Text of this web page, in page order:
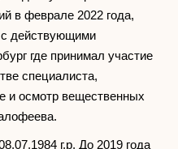
в феврале 2022 года,
с действующими
где принимал участие
специалиста,
и осмотр вещественных
г.р. До 2019 года